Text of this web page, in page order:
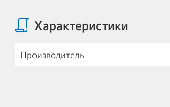
Характеристики
Производитель